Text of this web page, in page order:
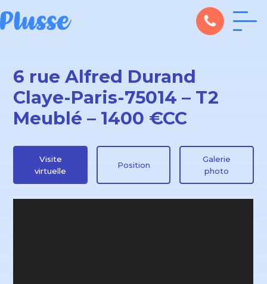
6 rue Alfred Durand
Claye-Paris-75014 – T2
Meublé – 1400 €CC
Visite
virtuelle
Position
Galerie
photo